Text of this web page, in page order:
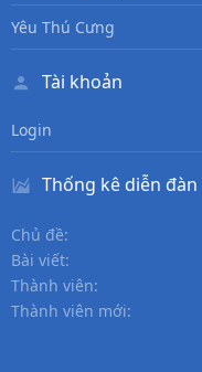
Yêu Thú Cưng
Tài khoản
Login
Thống kê diễn đàn
Chủ đề
Bài viết
Thành viên
Thành viên mới